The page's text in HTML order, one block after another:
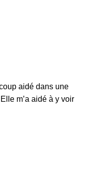
aidé dans une
m’a aidé à y voir